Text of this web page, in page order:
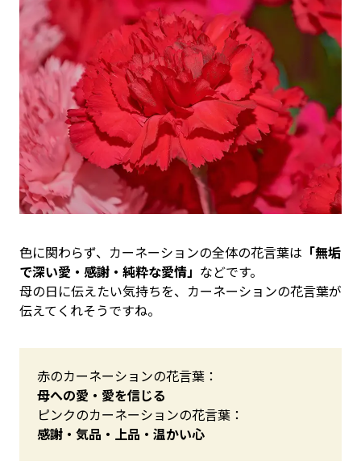
色に関わらず、カーネーションの全体の花言葉は 「無垢
で深い愛・感謝・純粋な愛情」 などです。
母の日に伝えたい気持ちを、カーネーションの花言葉が
伝えてくれそうですね。
赤のカーネーションの花言葉：
母への愛・愛を信じる
ピンクのカーネーションの花言葉：
感謝・気品・上品・温かい心